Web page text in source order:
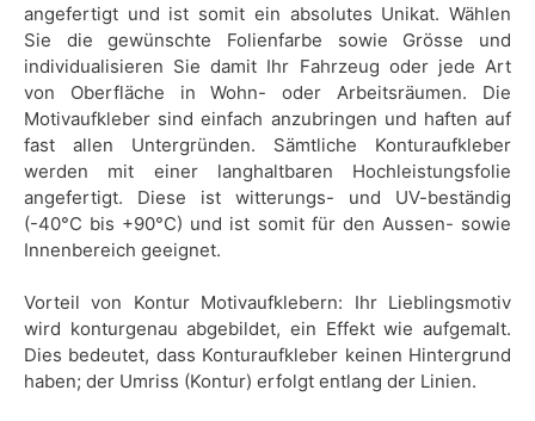
angefertigt und ist somit ein absolutes Unikat. Wählen
Sie die gewünschte Folienfarbe sowie Grösse und
individualisieren Sie damit Ihr Fahrzeug oder jede Art
von Oberfläche in Wohn- oder Arbeitsräumen. Die
Motivaufkleber sind einfach anzubringen und haften auf
fast allen Untergründen. Sämtliche Konturaufkleber
werden mit einer langhaltbaren Hochleistungsfolie
angefertigt. Diese ist witterungs- und UV-beständig
(-40°C bis +90°C) und ist somit für den Aussen- sowie
Innenbereich geeignet.
Vorteil von Kontur Motivaufklebern: Ihr Lieblingsmotiv
wird konturgenau abgebildet, ein Effekt wie aufgemalt.
Dies bedeutet, dass Konturaufkleber keinen Hintergrund
haben; der Umriss (Kontur) erfolgt entlang der Linien.